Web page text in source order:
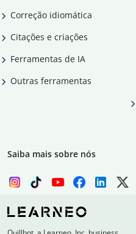
Correção idiomática
Citações e criações
Ferramentas de IA
Outras ferramentas
Saiba mais sobre nós